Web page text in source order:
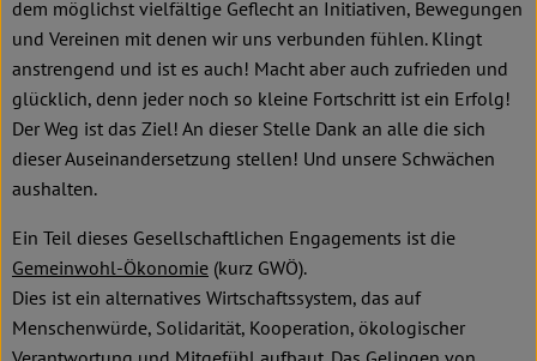
Über uns
Aktuelles
Erleben
dem möglichst vielfältige Geflecht an Initiativen, Bewegungen
und Vereinen mit denen wir uns verbunden fühlen. Klingt
anstrengend und ist es auch! Macht aber auch zufrieden und
glücklich, denn jeder noch so kleine Fortschritt ist ein Erfolg!
Der Weg ist das Ziel! An dieser Stelle Dank an alle die sich
dieser Auseinandersetzung stellen! Und unsere Schwächen
aushalten.
Ein Teil dieses Gesellschaftlichen Engagements ist die
Gemeinwohl-Ökonomie (kurz GWÖ).
Dies ist ein alternatives Wirtschaftssystem, das auf
Menschenwürde, Solidarität, Kooperation, ökologischer